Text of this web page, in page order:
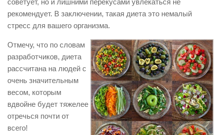
советует, но и лишними перекусами увлекаться не
рекомендует. В заключении, такая диета это немалый
стресс для вашего организма.
Отмечу, что по словам
разработчиков, диета
рассчитана на людей с
очень значительным
весом, которым
вдвойне будет тяжелее
отречься почти от
всего!